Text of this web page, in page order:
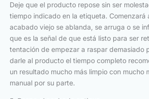
Deje que el producto repose sin ser
tiempo indicado en la etiqueta. Comenzará
acabado viejo se ablanda, se arruga o se
que es la señal de que está listo para ser
tentación de empezar a raspar demasiado
darle al producto el tiempo completo
un resultado mucho más limpio con mucho
manual por su parte.